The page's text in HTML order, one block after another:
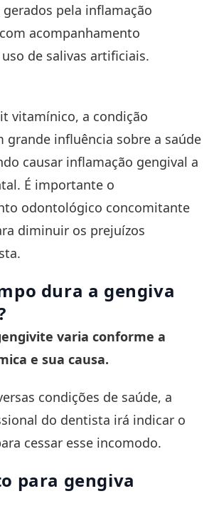
pela inflamação
acompanhamento
de salivas artificiais.
vitamínico, a condição
grande influência sobre a saúde
causar inflamação gengival a
É importante o
odontológico concomitante
diminuir os prejuízos
dura a gengiva
varia conforme a
e sua causa.
condições de saúde, a
do dentista irá indicar o
cessar esse incomodo.
para gengiva